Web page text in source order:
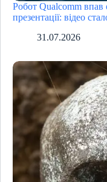
Робот Qualcomm впав
презентації: відео
31.07.2026